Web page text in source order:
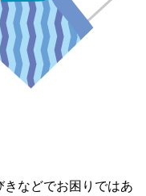
などでお困りではあ